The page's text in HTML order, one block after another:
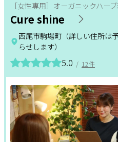
サポート
よくある質問
利用規
プライバシーポリシー
運営会社
お知らせ
お問い合わせ
掲載店様
掲載のご案内
掲載の
［女性専用］オーガニックハー
Cure shine
5.0 / 12件
西尾市駒場町（詳しい住所は
らせします）
更年期 温
耳つぼ ヘッ
小顔・コルギ
脱毛 ブラ
スカルプケア オール